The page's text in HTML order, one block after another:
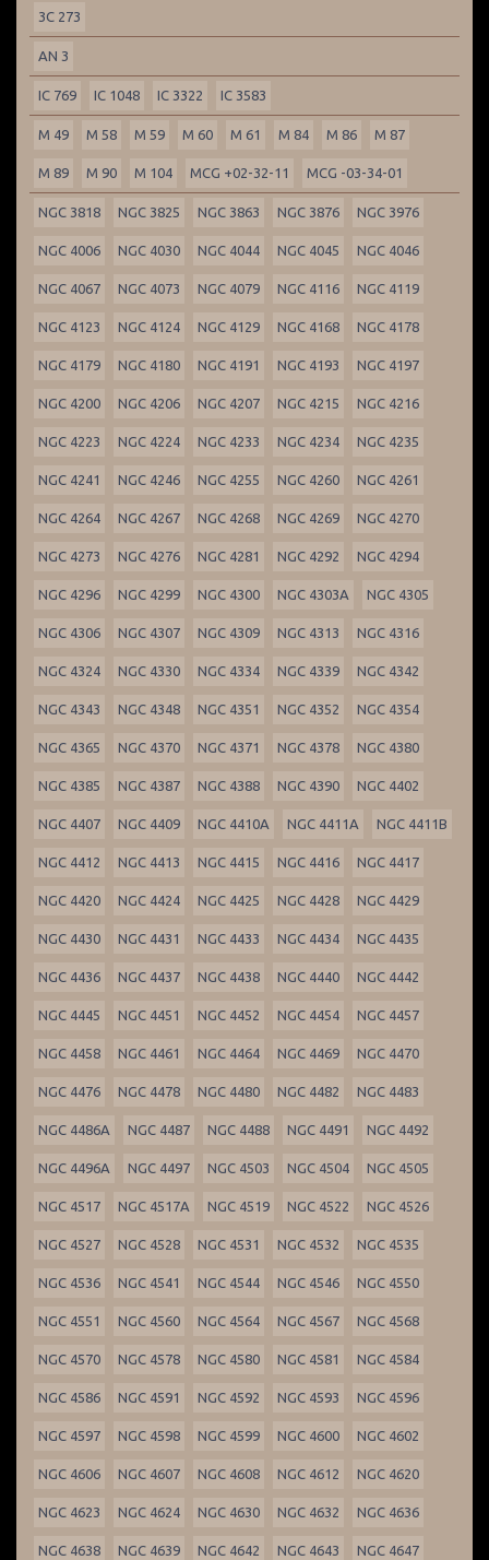
3C 273
AN 3
IC 769 IC 1048 IC 3322 IC 3583
M 49 M 58 M 59 M 60 M 61 M 84 M 86 M 87
M 89 M 90 M 104 MCG +02-32-11 MCG -03-34-01
NGC 3818 NGC 3825 NGC 3863 NGC 3876 NGC 3976
NGC 4006 NGC 4030 NGC 4044 NGC 4045 NGC 4046
NGC 4067 NGC 4073 NGC 4079 NGC 4116 NGC 4119
NGC 4123 NGC 4124 NGC 4129 NGC 4168 NGC 4178
NGC 4179 NGC 4180 NGC 4191 NGC 4193 NGC 4197
NGC 4200 NGC 4206 NGC 4207 NGC 4215 NGC 4216
NGC 4223 NGC 4224 NGC 4233 NGC 4234 NGC 4235
NGC 4241 NGC 4246 NGC 4255 NGC 4260 NGC 4261
NGC 4264 NGC 4267 NGC 4268 NGC 4269 NGC 4270
NGC 4273 NGC 4276 NGC 4281 NGC 4292 NGC 4294
NGC 4296 NGC 4299 NGC 4300 NGC 4303A NGC 4305
NGC 4306 NGC 4307 NGC 4309 NGC 4313 NGC 4316
NGC 4324 NGC 4330 NGC 4334 NGC 4339 NGC 4342
NGC 4343 NGC 4348 NGC 4351 NGC 4352 NGC 4354
NGC 4365 NGC 4370 NGC 4371 NGC 4378 NGC 4380
NGC 4385 NGC 4387 NGC 4388 NGC 4390 NGC 4402
NGC 4407 NGC 4409 NGC 4410A NGC 4411A NGC 4411B
NGC 4412 NGC 4413 NGC 4415 NGC 4416 NGC 4417
NGC 4420 NGC 4424 NGC 4425 NGC 4428 NGC 4429
NGC 4430 NGC 4431 NGC 4433 NGC 4434 NGC 4435
NGC 4436 NGC 4437 NGC 4438 NGC 4440 NGC 4442
NGC 4445 NGC 4451 NGC 4452 NGC 4454 NGC 4457
NGC 4458 NGC 4461 NGC 4464 NGC 4469 NGC 4470
NGC 4476 NGC 4478 NGC 4480 NGC 4482 NGC 4483
NGC 4486A NGC 4487 NGC 4488 NGC 4491 NGC 4492
NGC 4496A NGC 4497 NGC 4503 NGC 4504 NGC 4505
NGC 4517 NGC 4517A NGC 4519 NGC 4522 NGC 4526
NGC 4527 NGC 4528 NGC 4531 NGC 4532 NGC 4535
NGC 4536 NGC 4541 NGC 4544 NGC 4546 NGC 4550
NGC 4551 NGC 4560 NGC 4564 NGC 4567 NGC 4568
NGC 4570 NGC 4578 NGC 4580 NGC 4581 NGC 4584
NGC 4586 NGC 4591 NGC 4592 NGC 4593 NGC 4596
NGC 4597 NGC 4598 NGC 4599 NGC 4600 NGC 4602
NGC 4606 NGC 4607 NGC 4608 NGC 4612 NGC 4620
NGC 4623 NGC 4624 NGC 4630 NGC 4632 NGC 4636
NGC 4638 NGC 4639 NGC 4642 NGC 4643 NGC 4647